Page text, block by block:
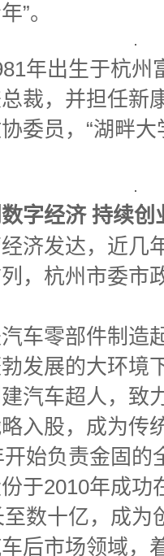
”。
出生于杭州
裁，并担任新
委员，“湖畔
经济 持续创
发达，近几
，杭州市委市
零部件制造
发展的大环境
汽车超人，致
入股，成为传
负责金固的
于2010年成
数十亿，成为
后市场领域，